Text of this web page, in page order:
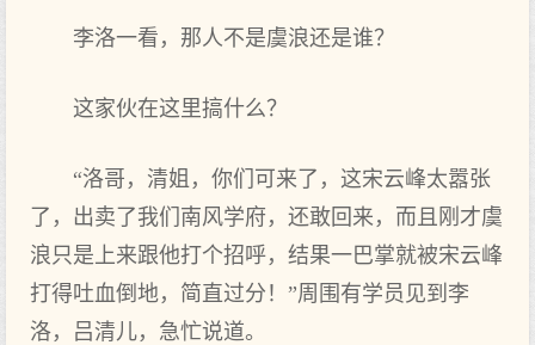
李洛一看，那人不是虞浪还是谁？
这家伙在这里搞什么？
“洛哥，清姐，你们可来了，这宋云峰太嚣张
了，出卖了我们南风学府，还敢回来，而且刚才虞
浪只是上来跟他打个招呼，结果一巴掌就被宋云峰
打得吐血倒地，简直过分！”周围有学员见到李
洛，吕清儿，急忙说道。